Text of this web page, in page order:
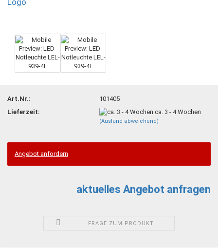
Art.Nr.:
101405
Lieferzeit:
ca. 3 - 4 Wochen
(Ausland abweichend)
Angebot anfordern
aktuelles Angebot anfragen
FRAGE ZUM PRODUKT